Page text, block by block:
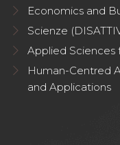
Economics and
Scienze
Applied Sciences
Human-Centred
and Applications